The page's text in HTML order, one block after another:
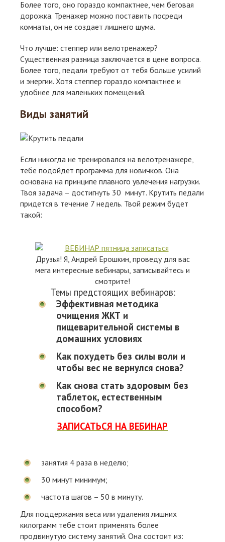
Более того, оно гораздо компактнее, чем беговая
дорожка. Тренажер можно поставить посреди
комнаты, он не создает лишнего шума.
Что лучше: степпер или велотренажер?
Существенная разница заключается в цене вопроса.
Более того, педали требуют от тебя больше усилий
и энергии. Хотя степпер гораздо компактнее и
удобнее для маленьких помещений.
Виды занятий
Если никогда не тренировался на велотренажере,
тебе подойдет программа для новичков. Она
основана на принципе плавного увлечения нагрузки.
Твоя задача – достигнуть 30 минут. Крутить педали
придется в течение 7 недель. Твой режим будет
такой:
Друзья! Я, Андрей Ерошкин, проведу для вас
мега интересные вебинары, записывайтесь и
смотрите!
Темы предстоящих вебинаров:
Эффективная методика
очищения ЖКТ и
пищеварительной системы в
домашних условиях
Как похудеть без силы воли и
чтобы вес не вернулся снова?
Как снова стать здоровым без
таблеток, естественным
способом?
ЗАПИСАТЬСЯ НА ВЕБИНАР
занятия 4 раза в неделю;
30 минут минимум;
частота шагов – 50 в минуту.
Для поддержания веса или удаления лишних
килограмм тебе стоит применять более
продвинутую систему занятий. Она состоит из: